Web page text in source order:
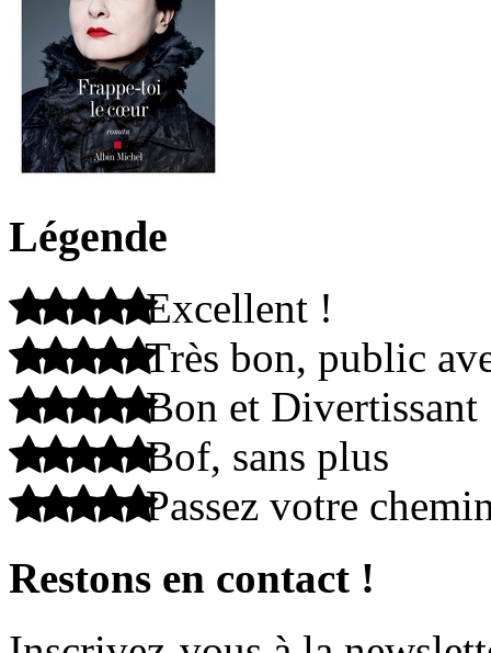
Légende
Excellent !
Très bon, public
Bon et Divertissant
Bof, sans plus
Passez votre
Restons en contact !